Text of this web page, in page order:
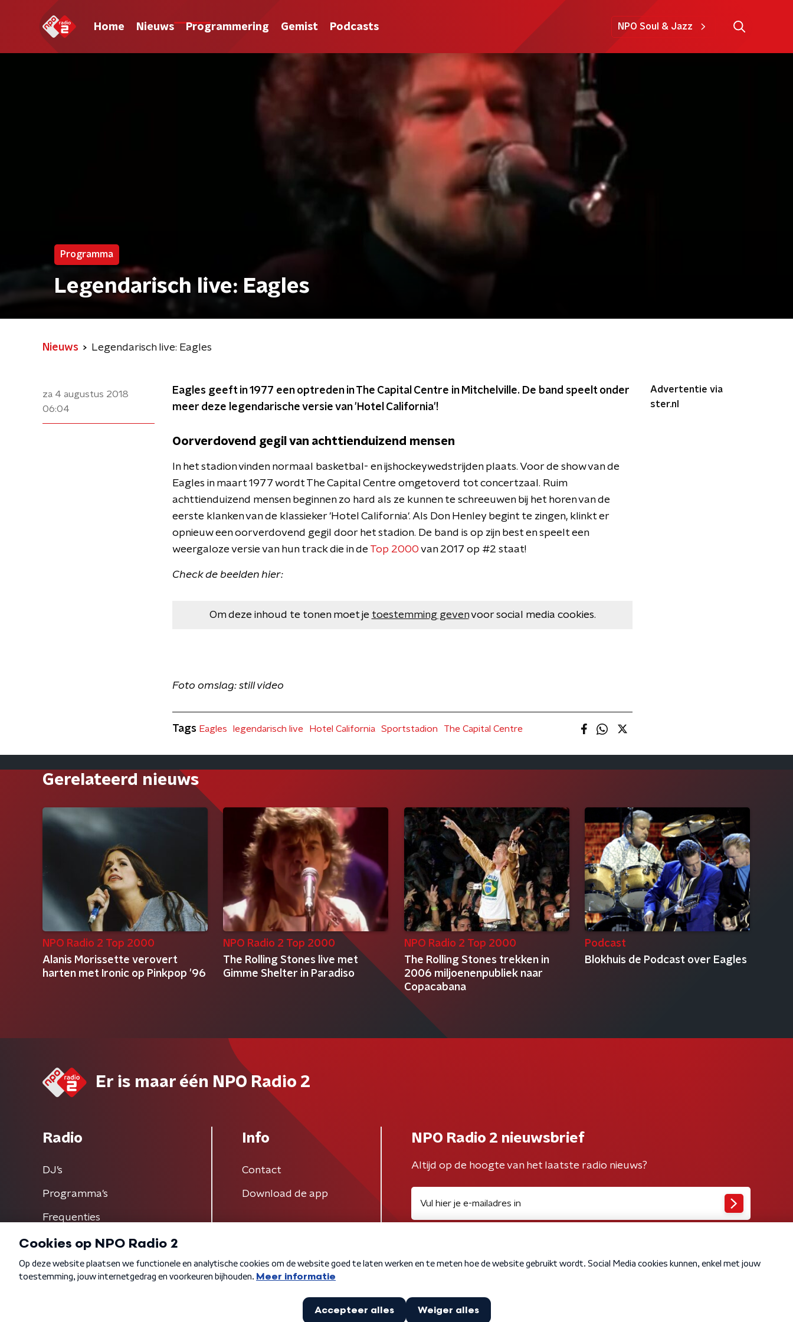
Home Nieuws Programmering Gemist Podcasts NPO Soul & Jazz
Programma
Legendarisch live: Eagles
Nieuws Legendarisch live: Eagles
za 4 augustus 2018
06:04
Eagles geeft in 1977 een optreden in The Capital Centre in Mitchelville. De band speelt onder
meer deze legendarische versie van 'Hotel California'!
Oorverdovend gegil van achttienduizend mensen
In het stadion vinden normaal basketbal- en ijshockeywedstrijden plaats. Voor de show van de
Eagles in maart 1977 wordt The Capital Centre omgetoverd tot concertzaal. Ruim
achttienduizend mensen beginnen zo hard als ze kunnen te schreeuwen bij het horen van de
eerste klanken van de klassieker 'Hotel California'. Als Don Henley begint te zingen, klinkt er
opnieuw een oorverdovend gegil door het stadion. De band is op zijn best en speelt een
weergaloze versie van hun track die in de Top 2000 van 2017 op #2 staat!
Check de beelden hier:
Om deze inhoud te tonen moet je toestemming gevenvoor social media cookies.
Foto omslag: still video
Advertentie via
ster.nl
Tags Eagles legendarisch live Hotel California Sportstadion The Capital Centre
Gerelateerd nieuws
NPO Radio 2 Top 2000
Alanis Morissette verovert
harten met Ironic op Pinkpop '96
NPO Radio 2 Top 2000
The Rolling Stones live met
Gimme Shelter in Paradiso
NPO Radio 2 Top 2000
The Rolling Stones trekken in
2006 miljoenenpubliek naar
Copacabana
Podcast
Blokhuis de Podcast over Eagles
Er is maar één NPO Radio 2
Radio
DJ’s
Programma's
Frequenties
Info
Contact
Download de app
NPO Radio 2 nieuwsbrief
Altijd op de hoogte van het laatste radio nieuws?
Algemene voorwaarden Privacybeleid